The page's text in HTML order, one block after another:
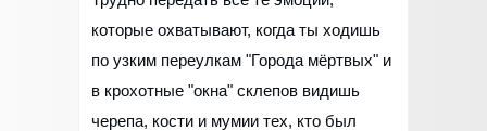
которые охватывают, когда ты ходишь
по узким переулкам "Города мёртвых" и
в крохотные "окна" склепов видишь
черепа, кости и мумии тех, кто был